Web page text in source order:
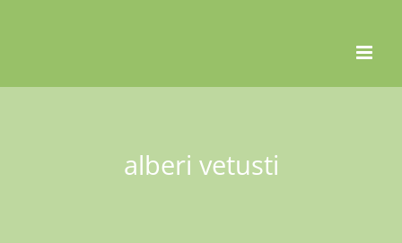
alberi vetusti